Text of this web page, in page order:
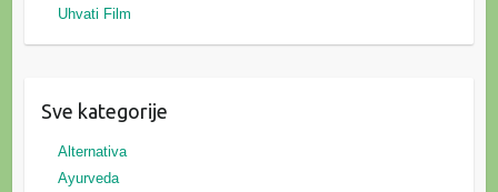
Uhvati Film
Sve kategorije
Alternativa
Ayurveda